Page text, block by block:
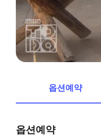
옵션예약
옵션예약